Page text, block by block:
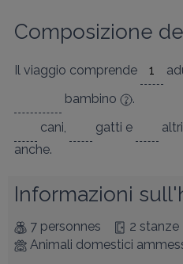
Composizione
Il viaggio comprende
bambino
.
cani, gatti e
anche.
Informazioni
7 personnes 2 stanze
Animali domestici